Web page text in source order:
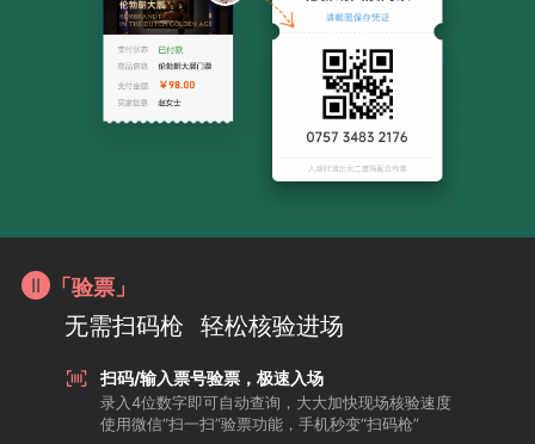
「验票」
无需扫码枪 轻松核验进场
扫码/输入票号验票，极速入场
录入4位数字即可自动查询，大大加快现场核验速度
使用微信“扫一扫”验票功能，手机秒变“扫码枪”